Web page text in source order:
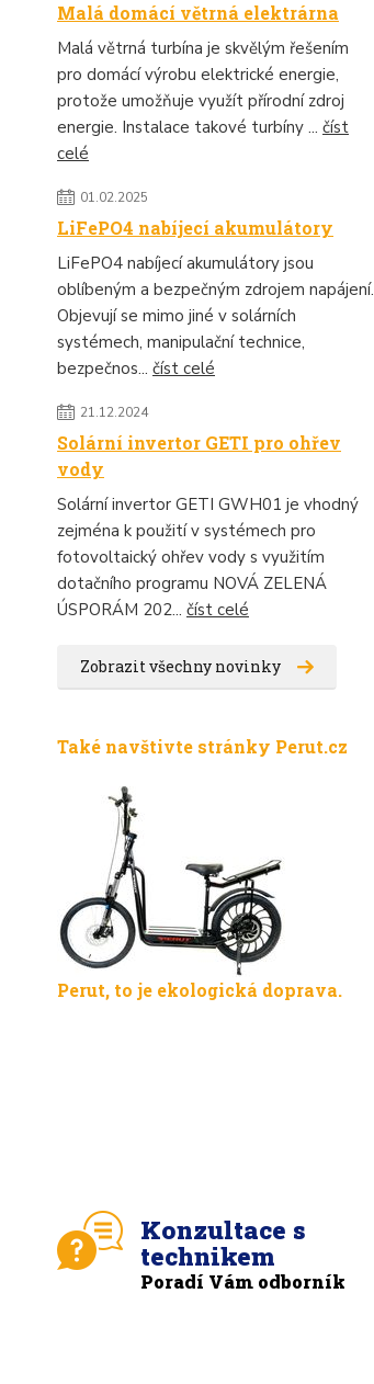
Malá domácí větrná elektrárna
Malá větrná turbína je skvělým řešením
pro domácí výrobu elektrické energie,
protože umožňuje využít přírodní zdroj
energie. Instalace takové turbíny ... číst
celé
01.02.2025
LiFePO4 nabíjecí akumulátory
LiFePO4 nabíjecí akumulátory jsou
oblíbeným a bezpečným zdrojem napájení.
Objevují se mimo jiné v solárních
systémech, manipulační technice,
bezpečnos... číst celé
21.12.2024
Solární invertor GETI pro ohřev
vody
Solární invertor GETI GWH01 je vhodný
zejména k použití v systémech pro
fotovoltaický ohřev vody s využitím
dotačního programu NOVÁ ZELENÁ
ÚSPORÁM 202... číst celé
Zobrazit všechny novinky
Také navštivte stránky Perut.cz
Perut, to je ekologická doprava.
Konzultace s
technikem
Poradí Vám odborník